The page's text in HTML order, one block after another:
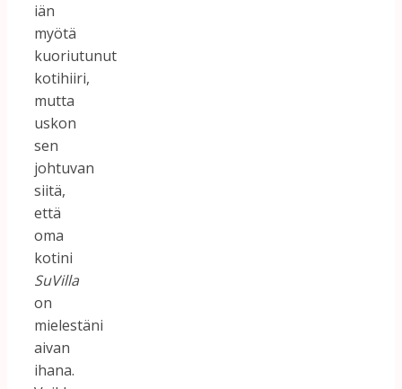
iän
myötä
kuoriutunut
kotihiiri,
mutta
uskon
sen
johtuvan
siitä,
että
oma
kotini
SuVilla
on
mielestäni
aivan
ihana.